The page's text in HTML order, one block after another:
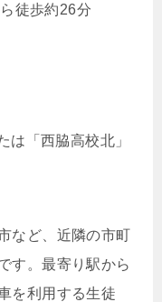
徒歩約26分
は「西脇高校北」
など、近隣の市町
す。最寄り駅から
を利用する生徒